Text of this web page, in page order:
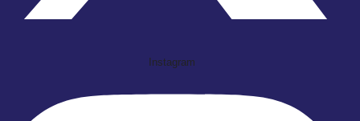
Instagram